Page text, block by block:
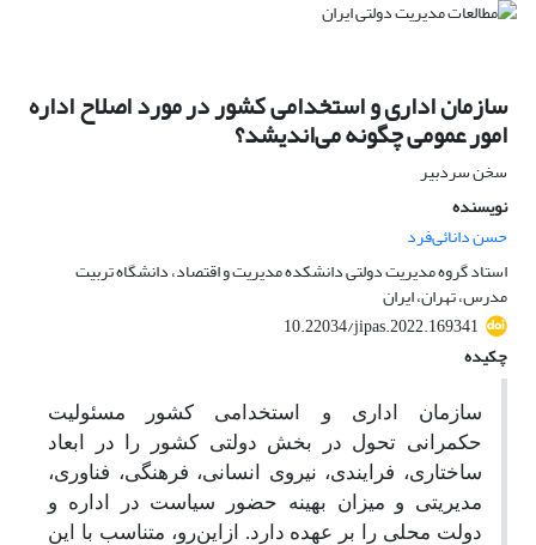
سازمان اداری و استخدامی کشور در مورد اصلاح اداره
امور عمومی چگونه می‌اندیشد؟
سخن سردبیر
نویسنده
حسن دانائی‌فرد
استاد گروه مدیریت دولتی دانشکده مدیریت و اقتصاد، دانشگاه تربیت
مدرس، تهران، ایران
10.22034/jipas.2022.169341
چکیده
سازمان اداری و استخدامی کشور مسئولیت
حکمرانی تحول در بخش دولتی کشور را در ابعاد
ساختاری، فرایندی، نیروی انسانی، فرهنگی، فناوری،
مدیریتی و میزان بهینه حضور سیاست در اداره و
دولت محلی را بر عهده دارد. ازاین‌رو، متناسب با این